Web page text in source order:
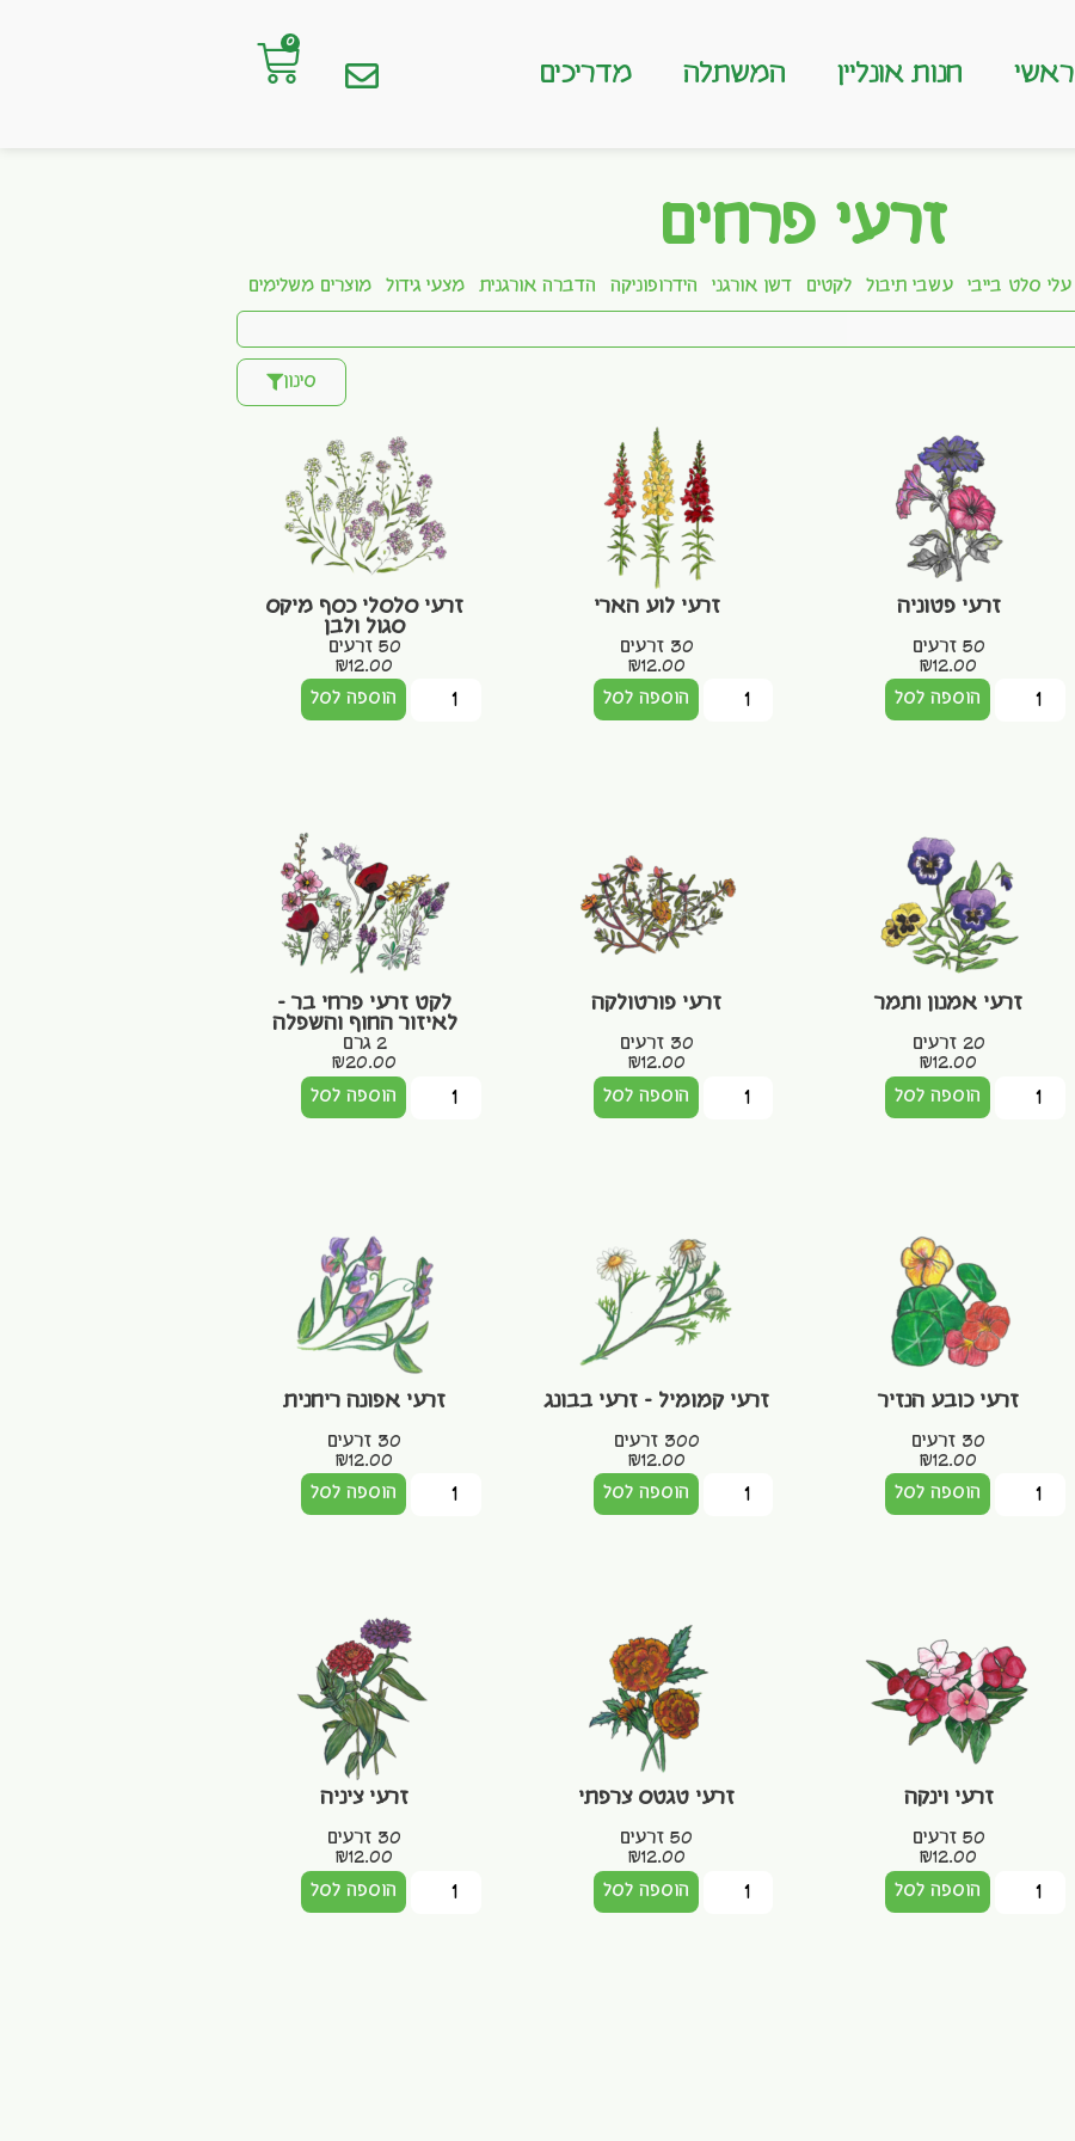
ראשי חנות אונליין המשתלה מדריכים
0
זרעי פרחים
עלי סלט בייבי עשבי תיבול לקטים דשן אורגני הידרופוניקה הדברה אורגנית מצעי גידול מוצרים משלימים
סינון
זרעי פטוניה
50 זרעים
₪12.00
הוספה לסל
זרעי לוע הארי
30 זרעים
₪12.00
הוספה לסל
זרעי סלסלי כסף מיקס
סגול ולבן
50 זרעים
₪12.00
הוספה לסל
זרעי אמנון ותמר
20 זרעים
₪12.00
הוספה לסל
זרעי פורטולקה
30 זרעים
₪12.00
הוספה לסל
לקט זרעי פרחי בר –
לאיזור החוף והשפלה
2 גרם
₪20.00
הוספה לסל
זרעי כובע הנזיר
30 זרעים
₪12.00
הוספה לסל
זרעי קמומיל – זרעי בבונג
300 זרעים
₪12.00
הוספה לסל
זרעי אפונה ריחנית
30 זרעים
₪12.00
הוספה לסל
זרעי וינקה
50 זרעים
₪12.00
הוספה לסל
זרעי טגטס צרפתי
50 זרעים
₪12.00
הוספה לסל
זרעי ציניה
30 זרעים
₪12.00
הוספה לסל